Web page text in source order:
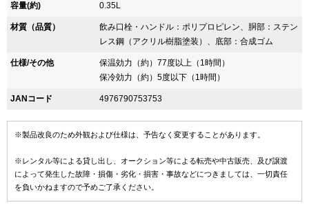
容量(約) 0.35L
材質（品質）
飲み口栓・ハンドル：ポリプロピレン、胴部：ステン
レス鋼（アクリル樹脂塗装）、底部：合成ゴム
仕様/その他
保温効力（約）77度以上（1時間）
保冷効力（約）5度以下（1時間）
JANコード 4976790753753
※製品改良のため外観および仕様は、予告なく変更することがあります。
※レンタル等による貸し出し、オークション等による転売や中古販売、及び譲渡
によって発生した故障・損傷・劣化・損害・事故などにつきましては、一切責任
を負いかねますので予めご了承ください。